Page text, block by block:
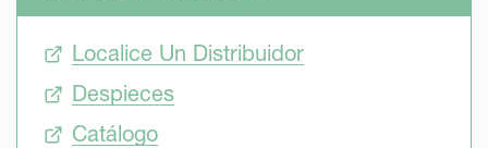
Localice Un Distribuidor
Despieces
Catálogo